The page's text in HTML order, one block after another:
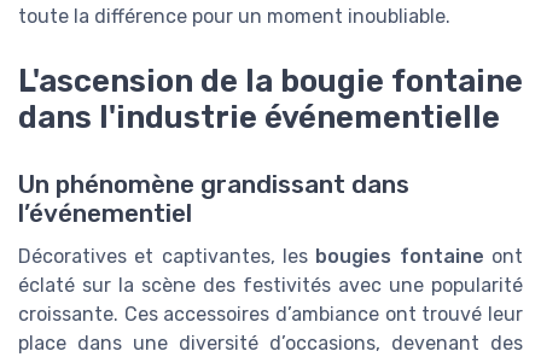
toute la différence pour un moment inoubliable.
L'ascension de la bougie fontaine
dans l'industrie événementielle
Un phénomène grandissant dans
l’événementiel
Décoratives et captivantes, les bougies fontaine ont
éclaté sur la scène des festivités avec une popularité
croissante. Ces accessoires d’ambiance ont trouvé leur
place dans une diversité d’occasions, devenant des